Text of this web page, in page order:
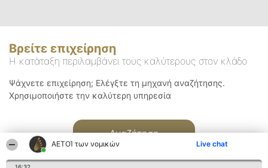
ΑΕΤΟΊ των νομικών Live chat
Βρείτε επιχείρηση
Η κατάταξη περιλαμβάνει τους καλύτερους στον κλάδο
Ψάχνετε επιχείρηση; Ελέγξτε τη μηχανή αναζήτησης.
Χρησιμοποιήστε την καλύτερη υπηρεσία
Αναζήτηση